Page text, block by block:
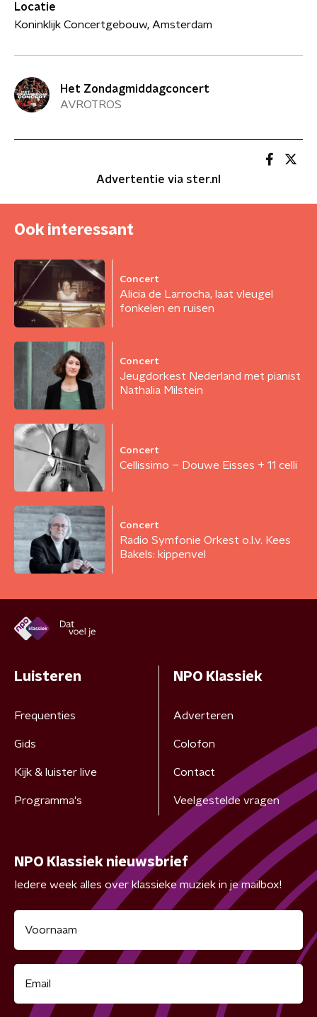
Locatie
Koninklijk Concertgebouw, Amsterdam
Het Zondagmiddagconcert
AVROTROS
Advertentie via ster.nl
Ook interessant
Concert
Alicia de Larrocha, laat vleugel
fonkelen en ruisen
Concert
Jeugdorkest Nederland met pianist
Nathalia Milstein
Concert
Cellissimo – Douwe Eisses + 11 celli
Concert
Radio Symfonie Orkest o.l.v. Kees
Bakels: kippenvel
Luisteren
Frequenties
Gids
Kijk & luister live
Programma's
NPO Klassiek
Adverteren
Colofon
Contact
Veelgestelde vragen
NPO Klassiek nieuwsbrief
Iedere week alles over klassieke muziek in je mailbox!